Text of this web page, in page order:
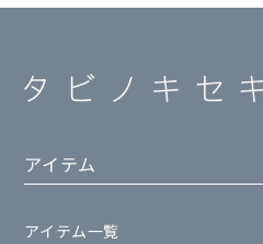
アイテム
アイテム一覧